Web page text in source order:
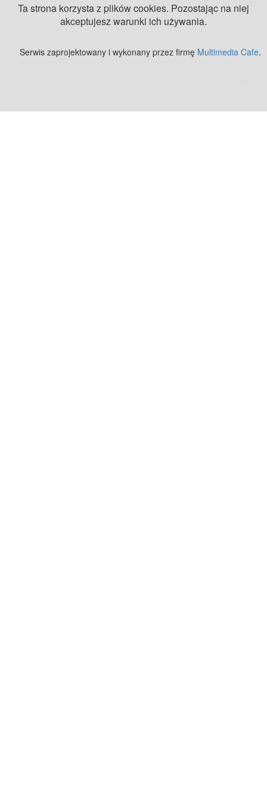
Ta strona korzysta z plików cookies. Pozostając na niej
akceptujesz warunki ich używania.
Serwis zaprojektowany i wykonany przez firmę Multimedia Cafe.